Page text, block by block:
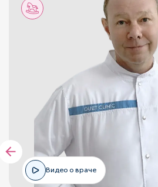
Видео о враче